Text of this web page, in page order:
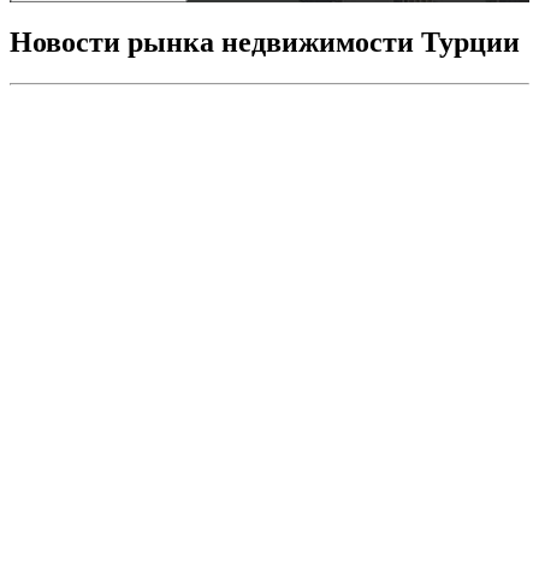
Новости рынка недвижимости Турции